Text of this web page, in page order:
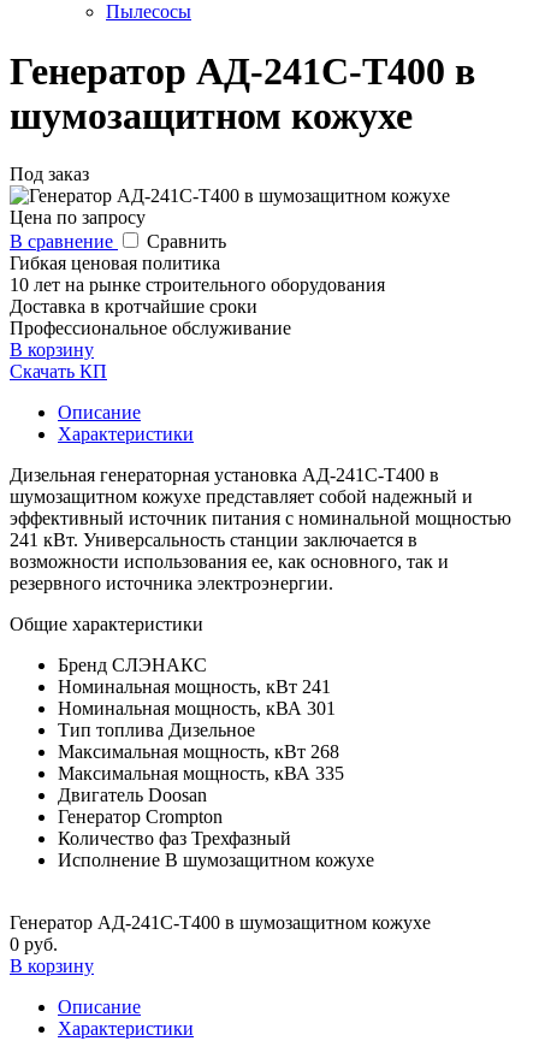
Пылесосы
Генератор АД-241С-Т400 в
шумозащитном кожухе
Под заказ
Цена по запросу
В сравнение
Сравнить
Гибкая ценовая политика
10 лет на рынке строительного оборудования
Доставка в кротчайшие сроки
Профессиональное обслуживание
В корзину
Скачать КП
Описание
Характеристики
Дизельная генераторная установка АД-241С-Т400 в
шумозащитном кожухе представляет собой надежный и
эффективный источник питания с номинальной мощностью
241 кВт. Универсальность станции заключается в
возможности использования ее, как основного, так и
резервного источника электроэнергии.
Общие характеристики
Бренд CЛЭНАКС
Номинальная мощность, кВт 241
Номинальная мощность, кВА 301
Тип топлива Дизельное
Максимальная мощность, кВт 268
Максимальная мощность, кВА 335
Двигатель Doosan
Генератор Crompton
Количество фаз Трехфазный
Исполнение В шумозащитном кожухе
Генератор АД-241С-Т400 в шумозащитном кожухе
0 руб.
В корзину
Описание
Характеристики